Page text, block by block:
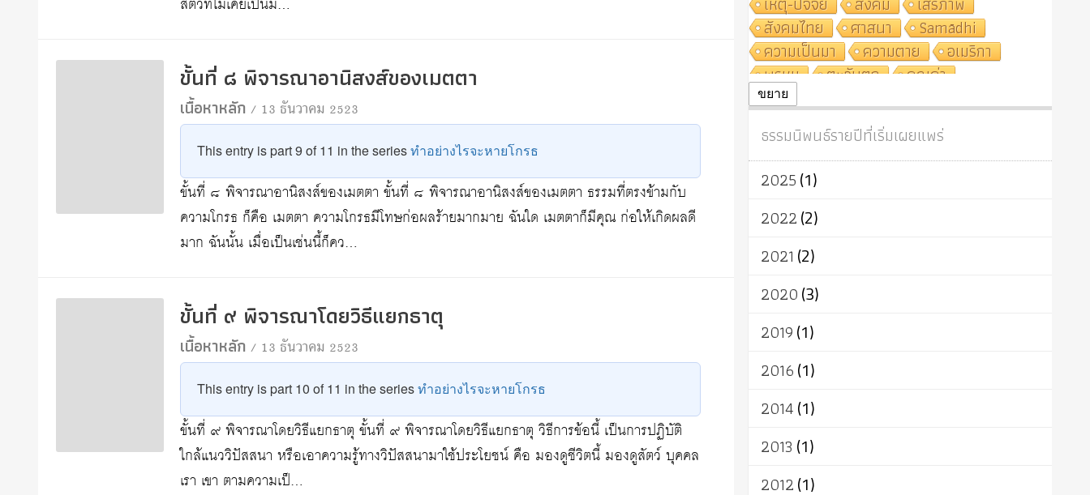
สัตว์ที่ไม่เคยเป็นม…
ขั้นที่ ๘ พิจารณาอานิสงส์ของเมตตา
เนื้อหาหลัก/ 13 ธันวาคม 2523
This entry is part 9 of 11 in the seriesทำอย่างไรจะหายโกรธ
ขั้นที่ ๘ พิจารณาอานิสงส์ของเมตตา ขั้นที่ ๘ พิจารณาอานิสงส์ของเมตตา ธรรมที่ตรงข้ามกับ
ความโกรธ ก็คือ เมตตา ความโกรธมีโทษก่อผลร้ายมากมาย ฉันใด เมตตาก็มีคุณ ก่อให้เกิดผลดี
มาก ฉันนั้น เมื่อเป็นเช่นนี้ก็คว…
ขั้นที่ ๙ พิจารณาโดยวิธีแยกธาตุ
เนื้อหาหลัก/ 13 ธันวาคม 2523
This entry is part 10 of 11 in the seriesทำอย่างไรจะหายโกรธ
ขั้นที่ ๙ พิจารณาโดยวิธีแยกธาตุ ขั้นที่ ๙ พิจารณาโดยวิธีแยกธาตุ วิธีการข้อนี้ เป็นการปฏิบัติ
ใกล้แนววิปัสสนา หรือเอาความรู้ทางวิปัสสนามาใช้ประโยชน์ คือ มองดูชีวิตนี้ มองดูสัตว์ บุคคล
เรา เขา ตามความเป็…
สังคมไทย
ศาสนา
Samādhi
ความเป็นมา
ความตาย
อเมริกา
พรหม
ตะวันตก
คุณค่า
ปฏิจจสมุปบาท
ศาสนาประจำชาติ
ผู้บริโภค
ธรรมาธิปไตย
การแยกรัฐกับศาสนา
ธรรมชาติ
เทคโนโลยี
พุทธบริษัท
วัฒนธรรม
ขยาย
ธรรมนิพนธ์รายปีที่เริ่มเผยแพร่
2025(1)
2022(2)
2021 (2)
2020(3)
2019(1)
2016(1)
2014(1)
2013 (1)
2012(1)